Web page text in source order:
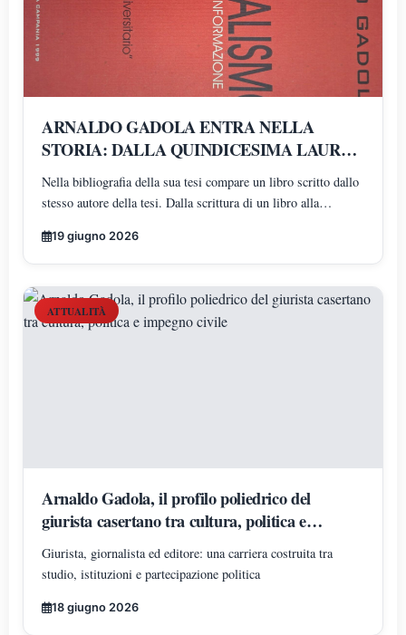
ARNALDO GADOLA ENTRA NELLA
STORIA: DALLA QUINDICESIMA LAUREA
AD UN SUO LIBRO NELLA BIBLIOGRAFIA
DELL'ULTIMA TESI
Nella bibliografia della sua tesi compare un libro scritto dallo
stesso autore della tesi. Dalla scrittura di un libro alla
straordinario che unisce conoscenza, esperienza e
determinazione
19 giugno 2026
ATTUALITÀ
Arnaldo Gadola, il profilo poliedrico del
giurista casertano tra cultura, politica e
impegno civile
Giurista, giornalista ed editore: una carriera costruita tra
studio, istituzioni e partecipazione politica
18 giugno 2026